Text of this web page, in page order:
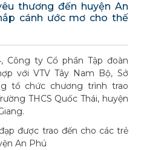
thương đến huyện An
cánh ước mơ cho thế
Công ty Cổ phần Tập đoàn
với VTV Tây Nam Bộ, Sở
tổ chức chương trình trao
THCS Quốc Thái, huyện
được trao đến cho các trẻ
An Phú